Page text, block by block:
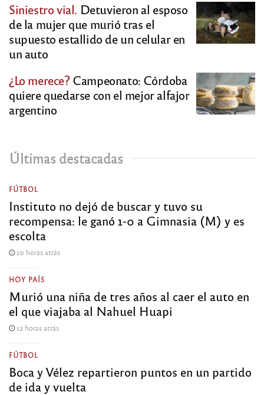
Siniestro vial. Detuvieron al esposo
de la mujer que murió tras el
supuesto estallido de un celular en
un auto
¿Lo merece?Campeonato: Córdoba
quiere quedarse con el mejor alfajor
argentino
Últimas destacadas
FÚTBOL
Instituto no dejó de buscar y tuvo su
recompensa: le ganó 1-0 a Gimnasia (M) y es
escolta
10 horas atrás
HOY PAÍS
Murió una niña de tres años al caer el auto en
el que viajaba al Nahuel Huapi
12 horas atrás
FÚTBOL
Boca y Vélez repartieron puntos en un partido
de ida y vuelta